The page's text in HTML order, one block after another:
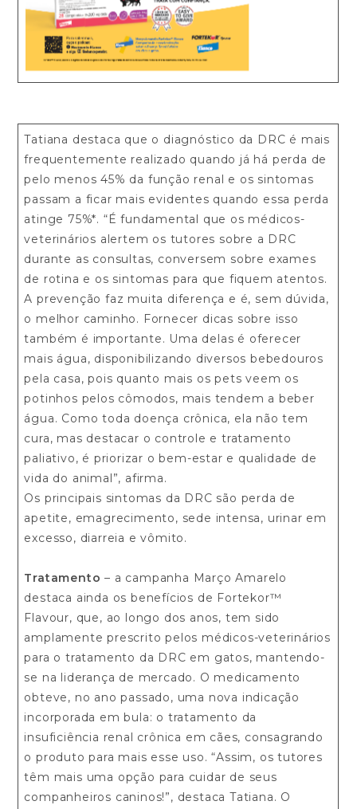
Tatiana destaca que o diagnóstico da DRC é mais
frequentemente realizado quando já há perda de
pelo menos 45% da função renal e os sintomas
passam a ficar mais evidentes quando essa perda
atinge 75%*. “É fundamental que os médicos-
veterinários alertem os tutores sobre a DRC
durante as consultas, conversem sobre exames
de rotina e os sintomas para que fiquem atentos.
A prevenção faz muita diferença e é, sem dúvida,
o melhor caminho. Fornecer dicas sobre isso
também é importante. Uma delas é oferecer
mais água, disponibilizando diversos bebedouros
pela casa, pois quanto mais os pets veem os
potinhos pelos cômodos, mais tendem a beber
água. Como toda doença crônica, ela não tem
cura, mas destacar o controle e tratamento
paliativo, é priorizar o bem-estar e qualidade de
vida do animal”, afirma.
Os principais sintomas da DRC são perda de
apetite, emagrecimento, sede intensa, urinar em
excesso, diarreia e vômito.
Tratamento– a campanha Março Amarelo
destaca ainda os benefícios de Fortekor™
Flavour, que, ao longo dos anos, tem sido
amplamente prescrito pelos médicos-veterinários
para o tratamento da DRC em gatos, mantendo-
se na liderança de mercado. O medicamento
obteve, no ano passado, uma nova indicação
incorporada em bula: o tratamento da
insuficiência renal crônica em cães, consagrando
o produto para mais esse uso. “Assim, os tutores
têm mais uma opção para cuidar de seus
companheiros caninos!”, destaca Tatiana. O